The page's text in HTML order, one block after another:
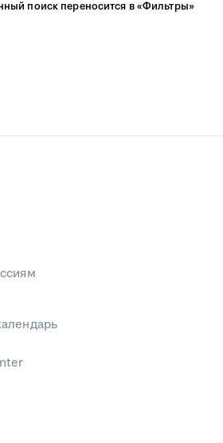
поиск переносится в «Фильтры»